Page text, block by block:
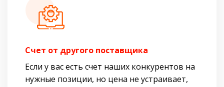
Cчет от другого поставщика
Если у вас есть счет наших конкурентов на
нужные позиции, но цена не устраивает,